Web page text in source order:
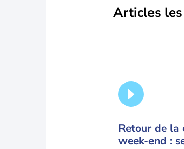
Articles
Retour de la
week-end :